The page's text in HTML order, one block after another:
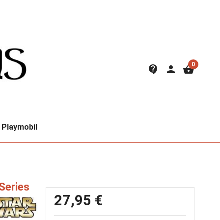
contact_support person shopping_basket0
Playmobil
27,95 €